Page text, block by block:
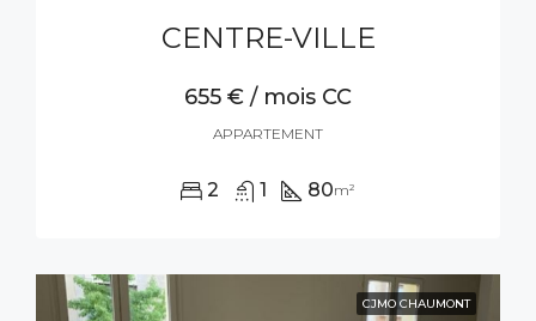
CENTRE-VILLE
655 € / mois CC
APPARTEMENT
2 1 80m²
CJMO CHAUMONT